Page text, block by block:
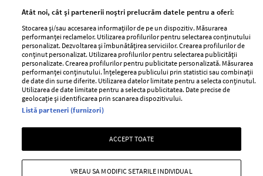
GSP
Unica
Baby
Retete
femei
Viva
Avantaje
Retete practice
Pariază responsabil! Decizia ONJN nr. 821/25.09.2025.
Jocurile de noroc sunt interzise minorilor.
Copyright © 2026 Ringier Romania SRL
Atât noi, cât și partenerii noștri prelucrăm datele pentru a oferi:
Stocarea și/sau accesarea informațiilor de pe un dispozitiv. Măsurarea
performanței reclamelor. Utilizarea profilurilor pentru selectarea conținutului
personalizat. Dezvoltarea și îmbunătățirea serviciilor. Crearea profilurilor de
conținut personalizat. Utilizarea profilurilor pentru selectarea publicității
personalizate. Crearea profilurilor pentru publicitate personalizată. Măsurarea
performanței conținutului. Înțelegerea publicului prin statistici sau combinații
de date din surse diferite. Utilizarea datelor limitate pentru a selecta conținutul.
Utilizarea de date limitate pentru a selecta publicitatea. Date precise de
geolocație și identificarea prin scanarea dispozitivului.
Listă parteneri (furnizori)
ACCEPT TOATE
VREAU SA MODIFIC SETARILE INDIVIDUAL